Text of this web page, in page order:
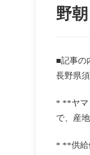
野
■記事の
長野県
* **ヤマ
で、産
* **供給